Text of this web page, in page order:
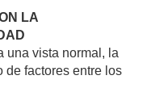
LA
una vista normal, la
de factores entre los